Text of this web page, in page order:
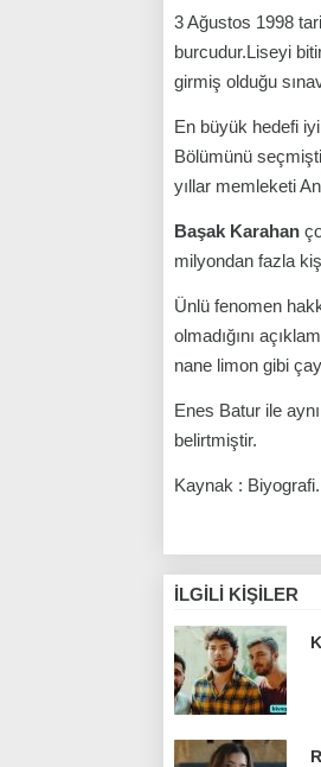
3 Ağustos 1998
burcudur.Liseyi
girmiş olduğu
En büyük hedefi
Bölümünü
yıllar memleketi
Başak Karahan
milyondan fazla
Ünlü fenomen
olmadığını
nane limon gibi
Enes Batur ile
belirtmiştir.
Kaynak :
İLGILI KIŞILER